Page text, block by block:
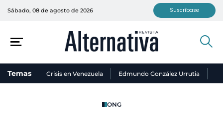
Sábado, 08 de agosto de 2026 Suscríbase
Temas Crisis en Venezuela Edmundo González Urrutia
ONG